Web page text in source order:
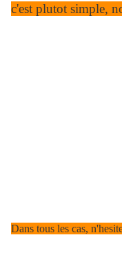
c'est plutot simple,
Dans tous les cas,